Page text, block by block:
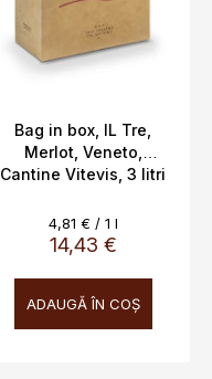
Bag in box, IL Tre,
Merlot, Veneto,
Cantine Vitevis, 3 litri
14,43 €
Evaluare
preţ:
4,81 € / 1 l
ADAUGĂ ÎN COŞ